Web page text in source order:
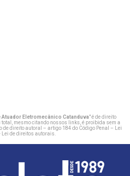
Eletromecânico Catanduva" é de direito
mesmo citando nossos links, é proibida sem a
de direito autoral – artigo 184 do Código Penal –
Lei
Lei de direitos autorais